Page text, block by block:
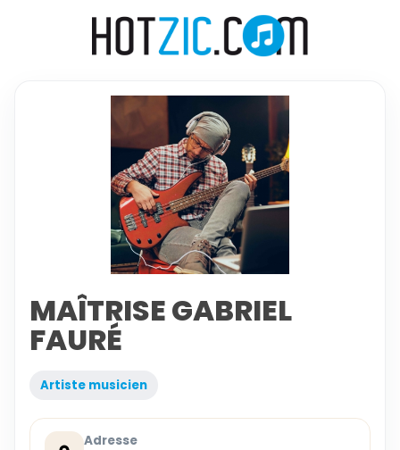
MAÎTRISE GABRIEL
FAURÉ
Artiste musicien
Adresse